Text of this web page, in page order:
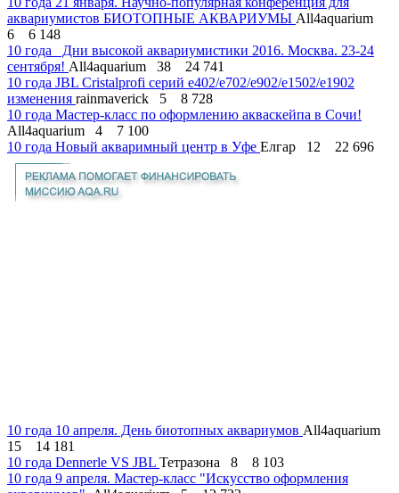
аквариумистов БИОТОПНЫЕ АКВАРИУМЫ All4aquarium
6
6 148
10 года
Дни высокой аквариумистики 2016. Москва. 23-24
сентября! All4aquarium 38
24 741
10 года JBL Cristalprofi серий e402/e702/e902/e1502/e1902
изменения rainmaverick 5
8 728
10 года Мастер-класс по оформлению акваскейпа в Сочи!
All4aquarium
4
7 100
10 года Новый акваримный центр в Уфе Елгар 12 22 696
10 года 10 апреля. День биотопных аквариумов All4aquarium
15
14 181
10 года Dennerle VS JBL Тетразона 8
8 103
10 года 9 апреля. Мастер-класс "Искусство оформления